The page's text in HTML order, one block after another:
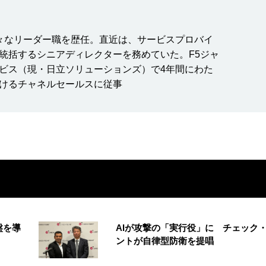
リーダー職を歴任。直近は、サービスプロバイ
括するシニアディレクターを務めていた。F5ジャ
ス（現・日立ソリューションズ）で4年間にわた
るチャネルセールスに従事
を導
AIが攻撃の「実行役」に チェック
ントが自律型防衛を提唱